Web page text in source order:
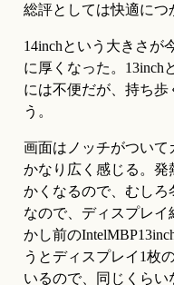
総評としては快適につ
14inchという大きさが
に厚くなった。13inch
には不便だが、持ち
う。
画面はノッチがついて
かなり広く感じる。発
かくなるので、むしろ
なので、ディスプレ
かし前の
うとディスプレイ1枚
いるので、同じくらい